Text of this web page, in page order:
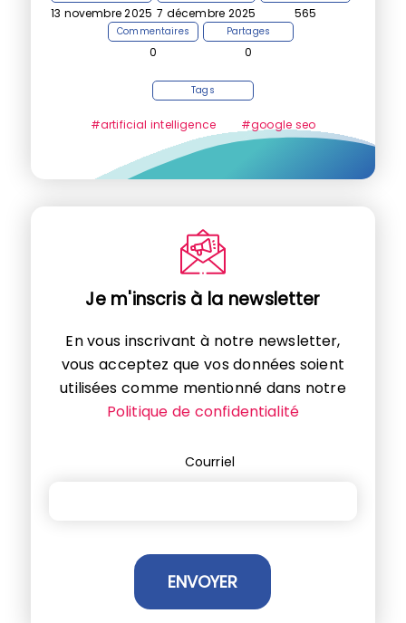
13 novembre 2025 7 décembre 2025 565
Commentaires
0
Partages
0
Tags
#artificial intelligence #google seo
Je m'inscris à la newsletter
En vous inscrivant à notre newsletter,
vous acceptez que vos données soient
utilisées comme mentionné dans notre
Politique de confidentialité
Courriel